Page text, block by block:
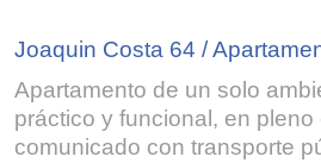
Joaquin Costa 64 /
Apartamento de un solo
práctico y funcional, en
comunicado con transporte